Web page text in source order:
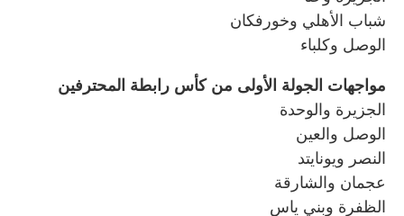
شباب الأهلي وخورفكان
الوصل وكلباء
مواجهات الجولة الأولى من كأس رابطة المحترفين
الجزيرة والوحدة
الوصل والعين
النصر ويونايتد
عجمان والشارقة
الظفرة وبني ياس